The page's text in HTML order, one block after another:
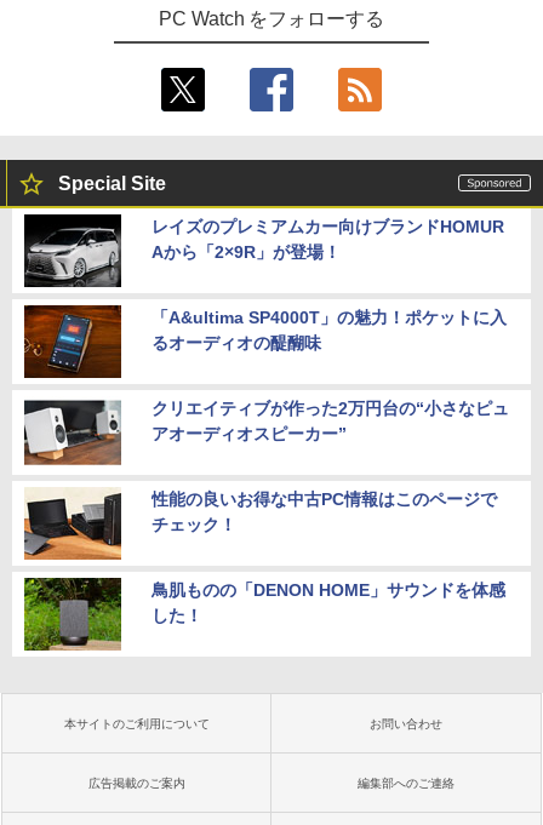
PC Watch をフォローする
Special Site
レイズのプレミアムカー向けブランドHOMUR
Aから「2×9R」が登場！
「A&ultima SP4000T」の魅力！ポケットに入
るオーディオの醍醐味
クリエイティブが作った2万円台の“小さなピュ
アオーディオスピーカー”
性能の良いお得な中古PC情報はこのページで
チェック！
鳥肌ものの「DENON HOME」サウンドを体感
した！
本サイトのご利用について お問い合わせ
広告掲載のご案内 編集部へのご連絡